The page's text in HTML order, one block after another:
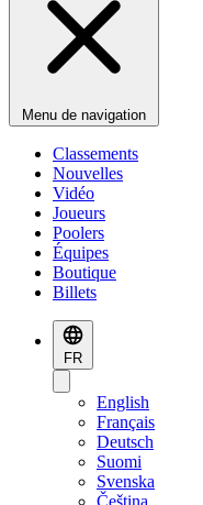
Menu de navigation
Classements
Nouvelles
Vidéo
Joueurs
Poolers
Équipes
Boutique
Billets
FR
English
Français
Deutsch
Suomi
Svenska
Čeština